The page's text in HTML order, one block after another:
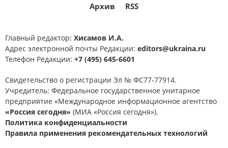
Архив RSS
Главный редактор: Хисамов И.А.
Адрес электронной почты Редакции: editors@ukraina.ru
Телефон Редакции: +7 (495) 645-6601
Свидетельство о регистрации Эл № ФС77-77914.
Учредитель: Федеральное государственное унитарное
предприятие «Международное информационное агентство
«Россия сегодня» (МИА «Россия сегодня»).
Политика конфиденциальности
Правила применения рекомендательных технологий